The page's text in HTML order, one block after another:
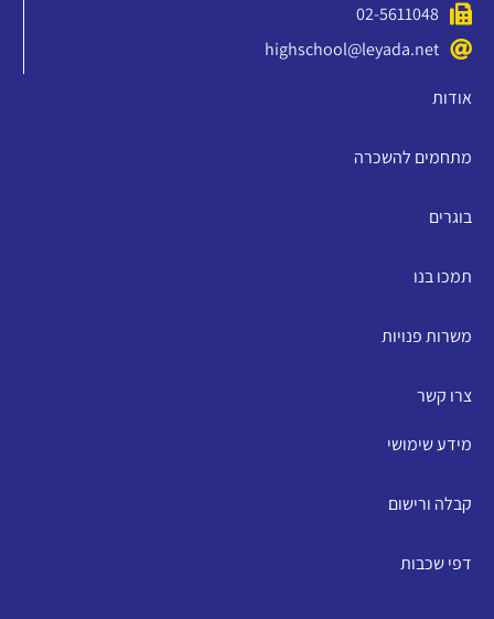
02-5611048
highschool@leyada.net
אודות
מתחמים להשכרה
בוגרים
תמכו בנו
משרות פנויות
צרו קשר
מידע שימושי
קבלה ורישום
דפי שכבות